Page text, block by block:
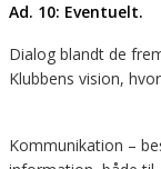
Ad. 10: Eventuelt.
Dialog blandt de
Klubbens vision,
Kommunikation –